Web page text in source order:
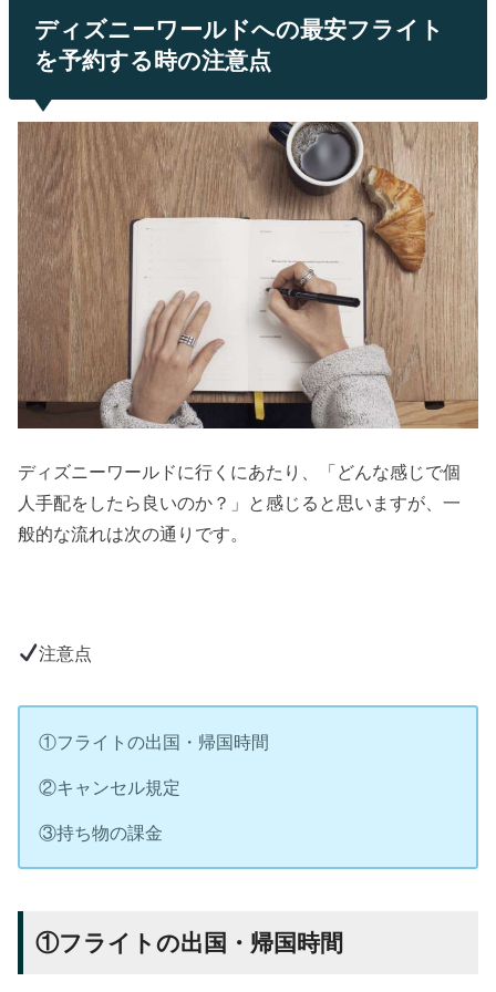
ディズニーワールドへの最安フライト
を予約する時の注意点
ディズニーワールドに行くにあたり、「どんな感じで個
人手配をしたら良いのか？」と感じると思いますが、一
般的な流れは次の通りです。
注意点
①フライトの出国・帰国時間
②キャンセル規定
③持ち物の課金
①フライトの出国・帰国時間